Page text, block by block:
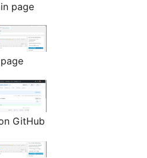
page
GitHub